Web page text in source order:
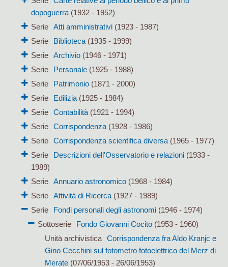
dopoguerra(1932 - 1952)
Serie Atti amministrativi(1923 - 1987)
Serie
Biblioteca(1935 - 1999)
Serie Archivio(1946 - 1971)
Serie
Personale(1925 - 1988)
Serie
Patrimonio(1871 - 2000)
Serie
Edilizia(1925 - 1984)
Serie Contabilità(1921 - 1994)
Serie Corrispondenza(1928 - 1986)
Serie Corrispondenza scientifica diversa(1965 - 1977)
Serie
Descrizioni dell'Osservatorio e relazioni(1933 -
1989)
Serie Annuario astronomico(1968 - 1984)
Serie Attività di Ricerca(1927 - 1989)
Serie
Fondi personali degli astronomi(1946 - 1974)
Sottoserie
Fondo Giovanni Cocito (1953 - 1960)
Unità archivistica
Corrispondenza fra Aldo Kranjc e
Gino Cecchini sul fotometro fotoelettrico del Merz di
Merate(07/06/1953 - 26/06/1953)